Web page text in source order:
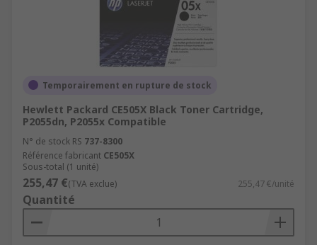
Temporairement en rupture de stock
Hewlett Packard CE505X Black Toner Cartridge,
P2055dn, P2055x Compatible
N° de stock RS 737-8300
Référence fabricant CE505X
Sous-total (1 unité)
255,47 €(TVA exclue) 255,47 €/unité
Quantité